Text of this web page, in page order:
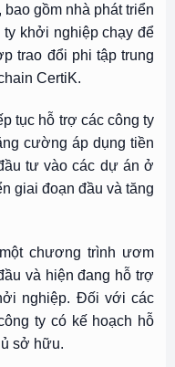
gồm nhà phát triển
ty khởi nghiệp chạy để
trao đổi phi tập trung
CertiK.
tục hỗ trợ các công ty
cường áp dụng tiền
tư vào các dự án ở
giai đoạn đầu và tăng
chương trình ươm
và hiện đang hỗ trợ
nghiệp. Đối với các
ty có kế hoạch hỗ
sở hữu.